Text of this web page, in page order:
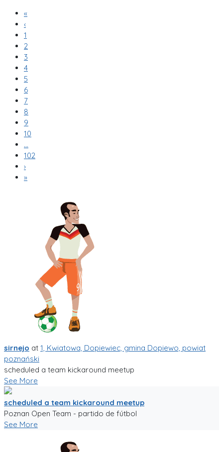
«
‹
1
2
3
4
5
6
7
8
9
10
...
102
›
»
sirnejo at 1, Kwiatowa, Dopiewiec, gmina Dopiewo, powiat
poznański
scheduled a team kickaround meetup
See More
scheduled a team kickaround meetup
Poznan Open Team - partido de fútbol
See More